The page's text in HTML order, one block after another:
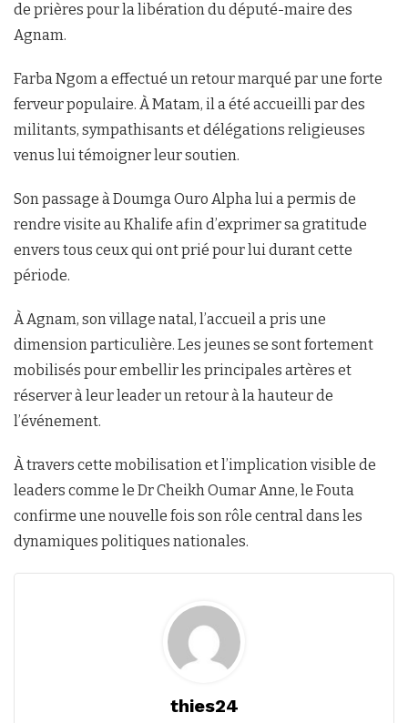
de prières pour la libération du député-maire des
Agnam.
Farba Ngom a effectué un retour marqué par une forte
ferveur populaire. À Matam, il a été accueilli par des
militants, sympathisants et délégations religieuses
venus lui témoigner leur soutien.
Son passage à Doumga Ouro Alpha lui a permis de
rendre visite au Khalife afin d’exprimer sa gratitude
envers tous ceux qui ont prié pour lui durant cette
période.
À Agnam, son village natal, l’accueil a pris une
dimension particulière. Les jeunes se sont fortement
mobilisés pour embellir les principales artères et
réserver à leur leader un retour à la hauteur de
l’événement.
À travers cette mobilisation et l’implication visible de
leaders comme le Dr Cheikh Oumar Anne, le Fouta
confirme une nouvelle fois son rôle central dans les
dynamiques politiques nationales.
thies24